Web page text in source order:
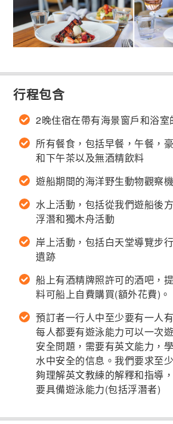
行程包含
2晚住宿在帶有海景窗戶和浴室
所有餐食，包括早餐，午餐，
和下午茶以及無酒精飲料
遊船期間的海洋野生動物觀察
水上活動，包括從我們遊船後
浮潛和獨木舟活動
岸上活動，包括白天堂導覽步
遺跡
船上有酒精牌照許可的酒吧，
料可船上自費購買(額外花費)。
預訂者一行人中至少要有一人
每人都要有遊泳能力可以一次
安全問題，需要有英文能力，
水中安全的信息。我們要求至
夠理解英文教練的解釋和指導
要具備遊泳能力(包括浮潛者)